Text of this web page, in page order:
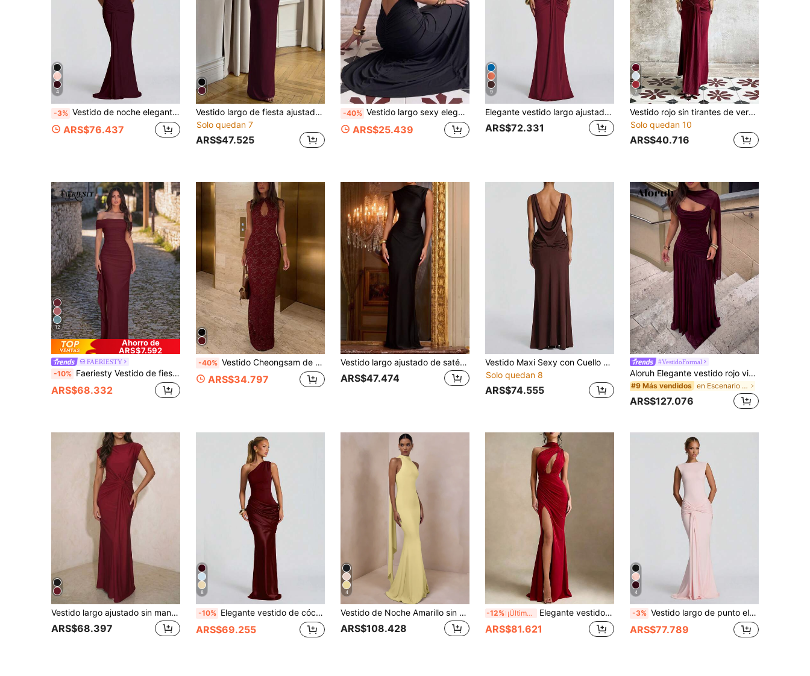
4
-3% Vestido de noche elegante para mujer sin mangas con cuello drapeado, espalda descubierta, largo sirena de punto para otoño
ARS$76.437
Vestido largo de fiesta ajustado sin mangas de cuello alto, para boda de primavera/verano
Solo quedan 7
ARS$47.525
-40% Vestido largo sexy elegante sin espalda ajustado, vestido plisado de verano, ropa de mujer para fiesta de cóctel nocturna en negro
ARS$25.439
9
Elegante vestido largo ajustado sin espalda, vestido sexy sin mangas para fiesta, boda y vacaciones para mujer en otoño
ARS$72.331
7
Vestido rojo sin tirantes de verano para mujer con lazos, vestido elegante para fiesta, adecuado para citas, fiestas, vacaciones, playa
Solo quedan 10
ARS$40.716
12
Ahorro de
ARS$7.592
FAERIESTY
-10% Faeriesty Vestido de fiesta elegante de alta gama para mujer con hombros descubiertos, busto plisado y abertura alta, corte fluido, romántico y elegante, adecuado para citas, bodas y otoño
ARS$68.332
-40% Vestido Cheongsam de encaje de verano para mujer, estilo vintage de corte ajustado, adecuado para citas, reuniones, fiestas y bodas
ARS$34.797
Vestido largo ajustado de satén negro para mujer, sexy y elegante, asimétrico, con espalda descubierta, cuello alto y plisado, conjunto de vestido de fiesta y noche de verano
ARS$47.474
Vestido Maxi Sexy con Cuello de Bote y Espalda Descubierta para Mujer, Elegante, sin Mangas, con Cintura Drapeada, Fruncido, Abertura Alta, Ajustado, para Club, Fiesta, Boda y Otoño
Solo quedan 8
ARS$74.555
#VestidoFormal
Aloruh Elegante vestido rojo vino minimalista de malla de alta elasticidad sin tirantes con cintura fruncida y corte en A, adecuado para citas, fiestas de solteros, bodas, eventos formales y fiestas
#9 Más vendidos en Escenario y concierto Ropa de fiesta para mujer
ARS$127.076
Vestido largo ajustado sin mangas con patchwork para mujer, vestido de fiesta sexy y elegante, para ocasiones formales como bodas en primavera
ARS$68.397
8
-10% Elegante vestido de cóctel ajustado con hombro asimétrico y diseño de cintura y caderas fruncidas, para bodas, fiestas de damas de honor, para mujeres en otoño
ARS$69.255
4
Vestido de Noche Amarillo sin Mangas con Cola de Sirena Extra Larga | Vestido para Festival de Verano y Fiesta de Graduación, Tela con Caída y Elasticidad Media
ARS$108.428
-12% ¡Últimos 3 días Elegante vestido largo formal de punto rojo estilo sirena, diseño sin mangas con pliegues y abertura alta, adecuado para baile de graduación u ocasiones especiales. Fiesta de boda
ARS$81.621
4
-3% Vestido largo de punto elegante sin mangas con cuello drapeado y espalda descubierta estilo sirena para mujer otoño
ARS$77.789